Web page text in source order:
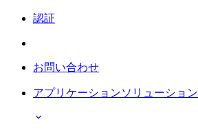
認証
お問い合わせ
アプリケーションソリューション